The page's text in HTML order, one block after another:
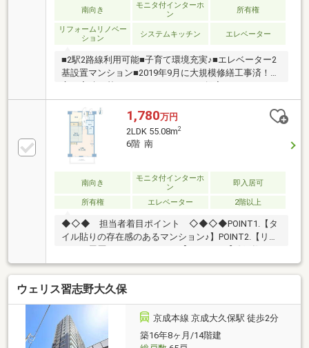
南向き
モニタ付インターホ
ン
所有権
リフォームリノベー
ション
システムキッチン エレベーター
■2駅2路線利用可能■子育て環境充実♪■エレベーター2
基設置マンション■2019年9月に大規模修繕工事済！豊
す！安心の定額プランで、理想のお住まいをかなえま
せんか？住宅ローンのご相談も承っております！
【LIFE INFORMATION】◇Big-A習志野大久保店/徒歩約
14分(約1100m)◇イオンモール津田沼 /徒歩約32分(約
2600m)◇イトーヨーカドー津田沼店 /徒歩約34分(約
山小学校/徒歩約9分(約700m)◇三田中学校/徒歩約4分
1,780万円
2LDK 55.08m2
6階 南
南向き
モニタ付インターホ
ン
即入居可
所有権 エレベーター 2階以上
◆◇◆ 担当者着目ポイント ◇◆◇◆POINT1.【タ
イル貼りの存在感のあるマンション♪】POINT2.【リフ
戸♪♪】◇◆◇◆◇◆◇◆◇◆◇◆◇◆◇お問合せは
『スーモを見て』とお伝えいただくとスムーズです！
現地見学・内覧予約・物件詳細、小さな疑問などお気
軽に～東急リバブル津田沼センターまでお問い合わせ
下さい～
ウェリス習志野大久保
京成本線 京成大久保駅 徒歩2分
築16年8ヶ月/14階建